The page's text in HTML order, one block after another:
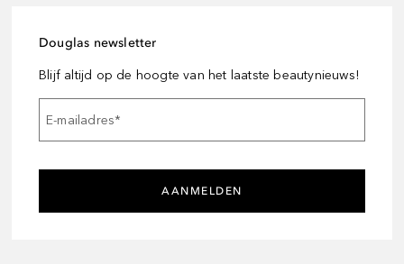
Douglas newsletter
Blijf altijd op de hoogte van het laatste beautynieuws!
E-mailadres*
AANMELDEN